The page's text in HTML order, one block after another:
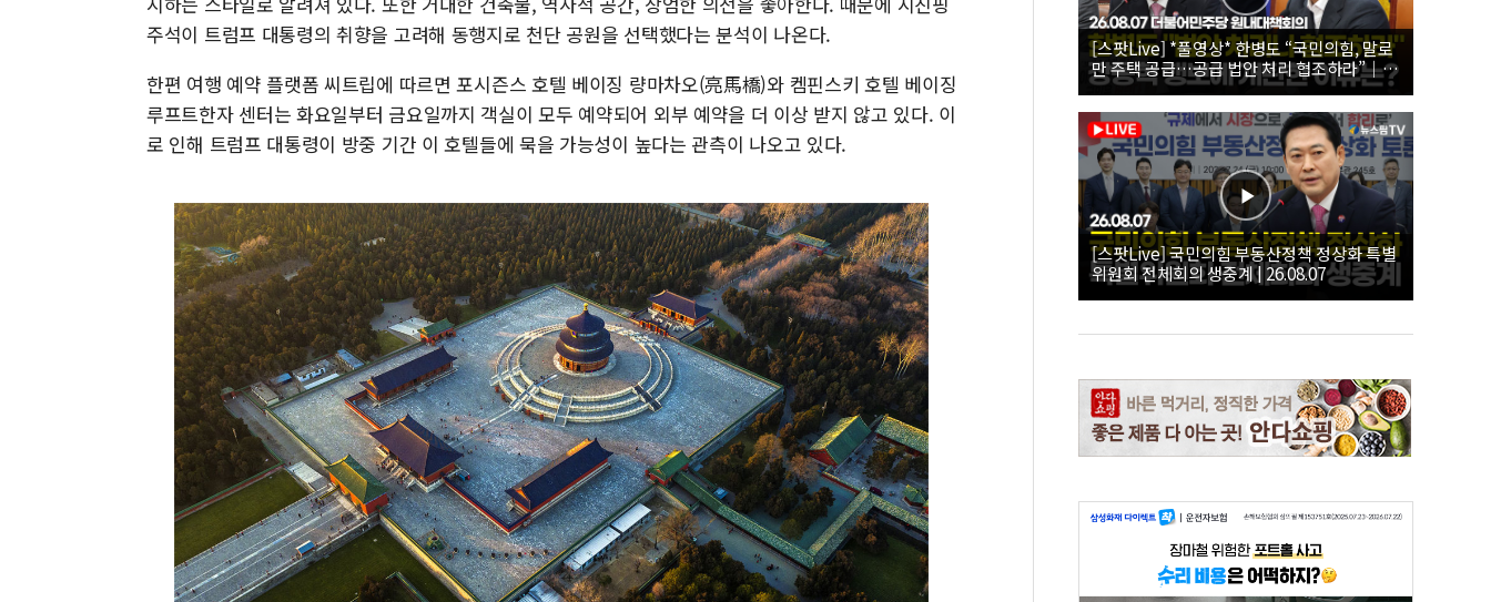
주석이 트럼프 대통령의 취향을 고려해 동행지로 천단 공원을 선택했다는 분석이 나온다.
한편 여행 예약 플랫폼 씨트립에 따르면 포시즌스 호텔 베이징 량마차오(亮馬橋)와 켐핀스키 호텔 베이징
루프트한자 센터는 화요일부터 금요일까지 객실이 모두 예약되어 외부 예약을 더 이상 받지 않고 있다. 이
로 인해 트럼프 대통령이 방중 기간 이 호텔들에 묵을 가능성이 높다는 관측이 나오고 있다.
[스팟Live] *풀영상* 한병도 “국민의힘, 말로
만 주택 공급…공급 법안 처리 협조하라”｜
26.08.07 더불어민주당 원내대책회의
[스팟Live] 국민의힘 부동산정책 정상화 특별
위원회 전체회의 생중계 | 26.08.07